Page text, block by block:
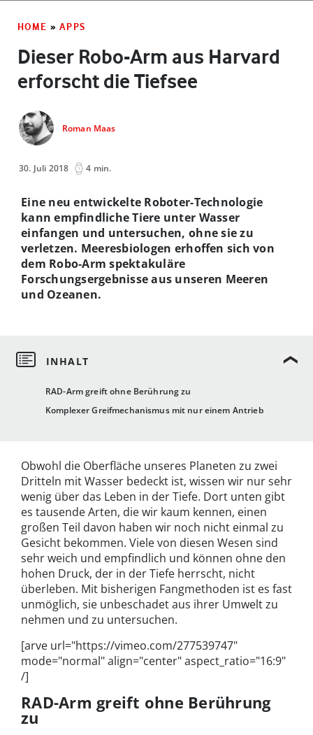
HOME » APPS
Dieser Robo-Arm aus Harvard
erforscht die Tiefsee
Roman Maas
30. Juli 2018 4 min.
RAD-Arm greift ohne Berührung zu
Komplexer Greifmechanismus mit nur einem Antrieb
Eine neu entwickelte Roboter-Technologie
kann empfindliche Tiere unter Wasser
einfangen und untersuchen, ohne sie zu
verletzen. Meeresbiologen erhoffen sich von
dem Robo-Arm spektakuläre
Forschungsergebnisse aus unseren Meeren
und Ozeanen.
Obwohl die Oberfläche unseres Planeten zu zwei
Dritteln mit Wasser bedeckt ist, wissen wir nur sehr
wenig über das Leben in der Tiefe. Dort unten gibt
es tausende Arten, die wir kaum kennen, einen
großen Teil davon haben wir noch nicht einmal zu
Gesicht bekommen. Viele von diesen Wesen sind
sehr weich und empfindlich und können ohne den
hohen Druck, der in der Tiefe herrscht, nicht
überleben. Mit bisherigen Fangmethoden ist es fast
unmöglich, sie unbeschadet aus ihrer Umwelt zu
nehmen und zu untersuchen.
[arve url="https://vimeo.com/277539747"
mode="normal" align="center" aspect_ratio="16:9"
/]
RAD-Arm greift ohne Berührung
zu